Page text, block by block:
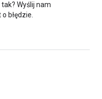
Wyślij nam
błędzie.